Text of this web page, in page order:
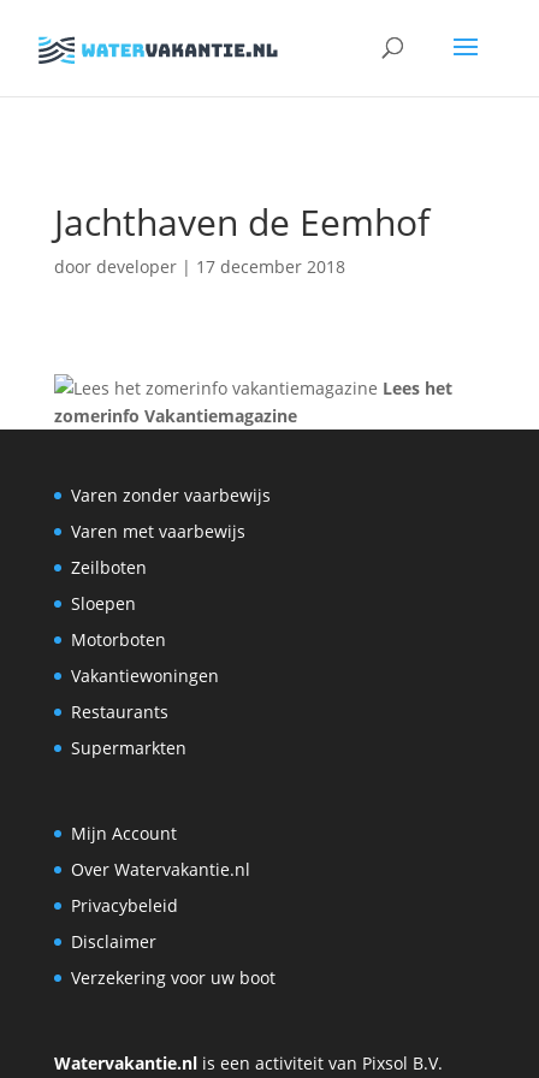
Zoeken
Jachthaven de Eemhof
door developer| 17 december 2018
Lees het
zomerinfo Vakantiemagazine
Varen zonder vaarbewijs
Varen met vaarbewijs
Zeilboten
Sloepen
Motorboten
Vakantiewoningen
Restaurants
Supermarkten
Mijn Account
Over Watervakantie.nl
Privacybeleid
Disclaimer
Verzekering voor uw boot
Watervakantie.nl is een activiteit van Pixsol B.V.